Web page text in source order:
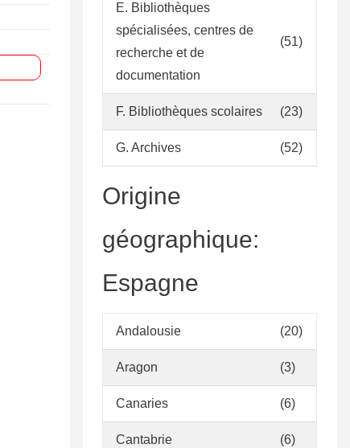
E. Bibliothèques
spécialisées, centres de
recherche et de
documentation
(51)
F. Bibliothèques scolaires (23)
G. Archives (52)
Origine
géographique:
Espagne
Andalousie (20)
Aragon (3)
Canaries (6)
Cantabrie (6)